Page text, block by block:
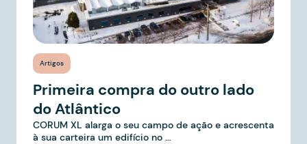
Artigos
Primeira compra do outro lado
do Atlântico
CORUM XL alarga o seu campo de ação e acrescenta
à sua carteira um edifício no …